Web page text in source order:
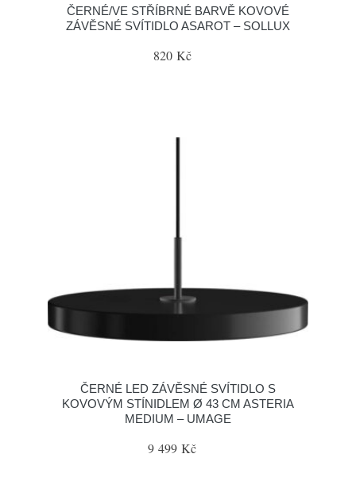
ČERNÉ/VE STŘÍBRNÉ BARVĚ KOVOVÉ
ZÁVĚSNÉ SVÍTIDLO ASAROT – SOLLUX
820 Kč
ČERNÉ LED ZÁVĚSNÉ SVÍTIDLO S
KOVOVÝM STÍNIDLEM Ø 43 CM ASTERIA
MEDIUM – UMAGE
9 499 Kč